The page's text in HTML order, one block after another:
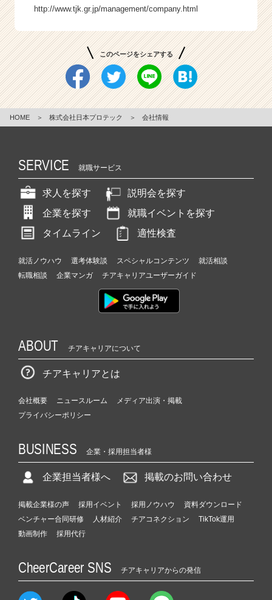
http://www.tjk.gr.jp/management/company.html
このページをシェアする
HOME ＞ 株式会社日本プロテック ＞ 会社情報
SERVICE 就職サービス
求人を探す
説明会を探す
企業を探す
就職イベントを探す
タイムライン
適性検査
就活ノウハウ 選考体験談 スペシャルコンテンツ
就活相談
転職相談
企業マンガ チアキャリアユーザーガイド
ABOUT チアキャリアについて
チアキャリアとは
会社概要 ニュースルーム
メディア出演・掲載
プライバシーポリシー
BUSINESS 企業・採用担当者様
企業担当者様へ 掲載のお問い合わせ
掲載企業様の声 採用イベント 採用ノウハウ
資料ダウンロード
ベンチャー合同研修
人材紹介 チアコネクション
TikTok運用
動画制作
採用代行
CheerCareer SNS チアキャリアからの発信